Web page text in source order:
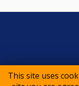
This site uses© 2015-